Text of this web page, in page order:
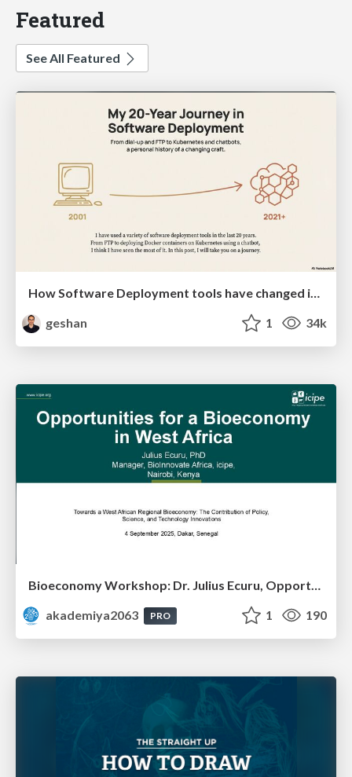
Featured
See All Featured
geshan
1 34k
Bioeconomy Workshop: Dr. Julius Ecuru, Opportunities for a Bioeconomy in West Africa
akademiya2063
PRO 1 190